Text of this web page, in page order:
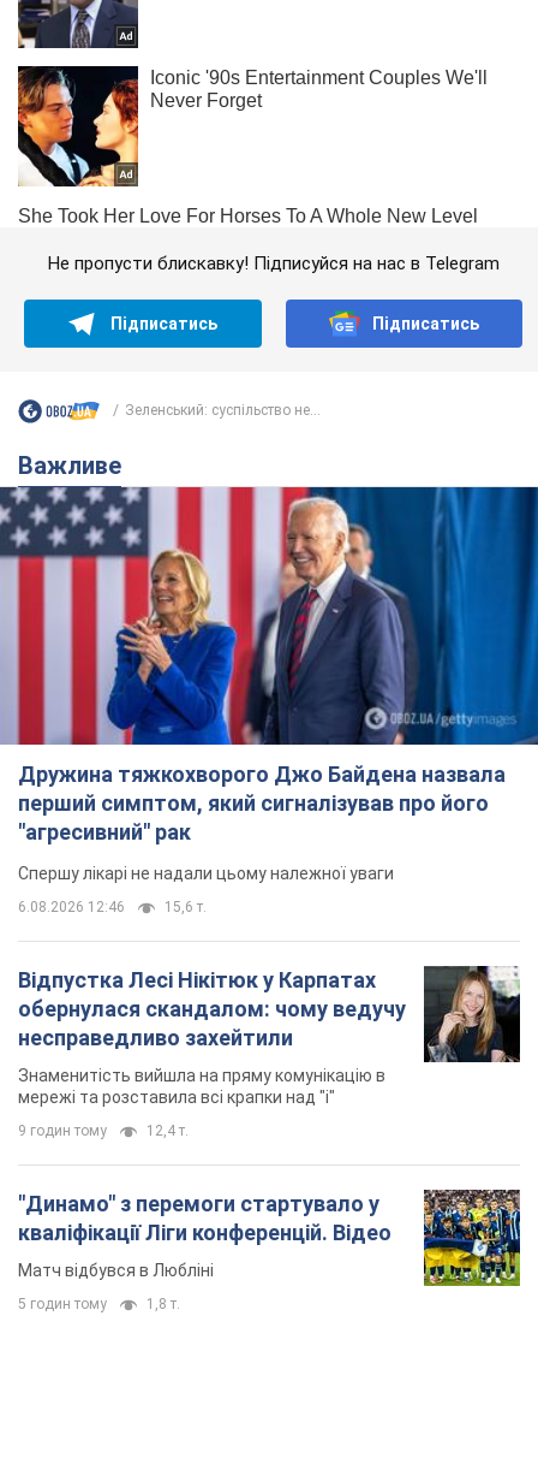
Не пропусти блискавку! Підписуйся на нас в Telegram
Підписатись Підписатись
Зеленський: суспільство не...
Важливе
Дружина тяжкохворого Джо Байдена назвала
перший симптом, який сигналізував про його
"агресивний" рак
Спершу лікарі не надали цьому належної уваги
6.08.2026 12:46 15,6 т.
Відпустка Лесі Нікітюк у Карпатах
обернулася скандалом: чому ведучу
несправедливо захейтили
Знаменитість вийшла на пряму комунікацію в
мережі та розставила всі крапки над "і"
9 годин тому 12,4 т.
"Динамо" з перемоги стартувало у
кваліфікації Ліги конференцій. Відео
Матч відбувся в Любліні
5 годин тому 1,8 т.